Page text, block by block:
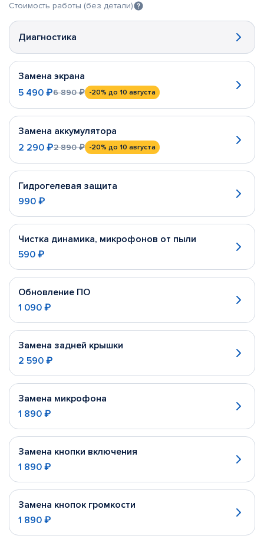
Стоимость работы (без детали)
Диагностика
Замена экрана
5 490 ₽6 890 ₽ -20% до 10 августа
Замена аккумулятора
2 290 ₽2 890 ₽ -20% до 10 августа
Гидрогелевая защита
990 ₽
Чистка динамика, микрофонов от пыли
590 ₽
Обновление ПО
1 090 ₽
Замена задней крышки
2 590 ₽
Замена микрофона
1 890 ₽
Замена кнопки включения
1 890 ₽
Замена кнопок громкости
1 890 ₽